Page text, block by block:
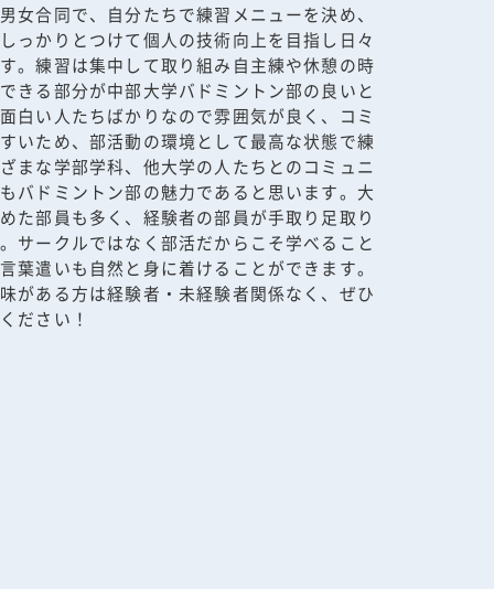
女合同で、自分たちで練習メニューを決め、
っかりとつけて個人の技術向上を目指し日々
。練習は集中して取り組み自主練や休憩の時
きる部分が中部大学バドミントン部の良いと
白い人たちばかりなので雰囲気が良く、コミ
いため、部活動の環境として最高な状態で練
まな学部学科、他大学の人たちとのコミュニ
バドミントン部の魅力であると思います。大
た部員も多く、経験者の部員が手取り足取り
サークルではなく部活だからこそ学べること
葉遣いも自然と身に着けることができます。
がある方は経験者・未経験者関係なく、ぜひ
ださい！